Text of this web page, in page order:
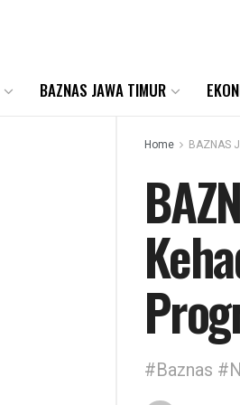
BAZNAS JAWA TIMUR
Home BAZNAS
#Baznas